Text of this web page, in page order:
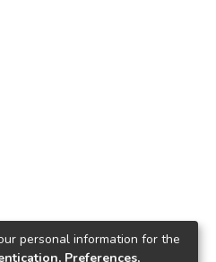
personal information for the
Preferences,